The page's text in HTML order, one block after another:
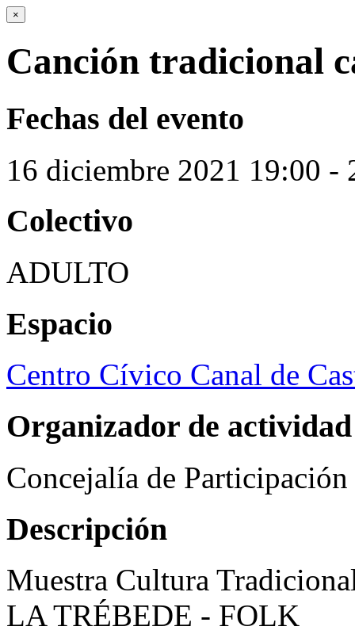
×
Canción tradicional
Fechas del evento
16 diciembre 2021 19:00 -
Colectivo
ADULTO
Espacio
Centro Cívico Canal de
Organizador de actividad
Concejalía de
Descripción
Muestra Cultura
LA TRÉBEDE - FOLK